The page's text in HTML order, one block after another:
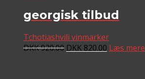
georgisk tilbud
Tchotiashvili vinmarker
DKK920.00 DKK 820.00 Læs mere